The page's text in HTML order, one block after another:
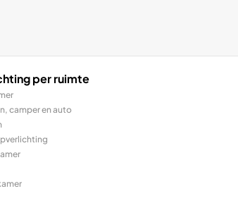
per ruimte
camper en auto